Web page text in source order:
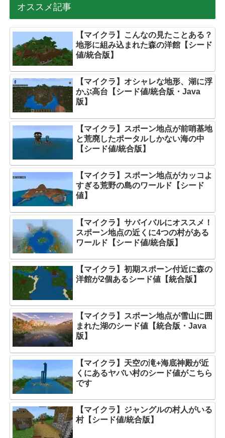
オススメ記事
【マイクラ】こんなの見たことある？
地形に組み込まれた森の洋館【シード
値/統合版】
【マイクラ】オシャレな地形、湖に浮
かぶ高台【シード値/統合版・Java
版】
【マイクラ】スポーン地点が前哨基地
と荒廃したポータルしかない海の中
【シード値/統合版】
【マイクラ】スポーン地点がカッコよ
すぎる荒野の島のワールド【シード
値】
【マイクラ】サバイバルにオススメ！
スポーン地点の近くに4つの村がある
ワールド【シード値/統合版】
【マイクラ】初期スポーン付近に森の
洋館が2個あるシード値【統合版】
【マイクラ】スポーン地点が雪山に囲
まれた湖のシード値【統合版・Java
版】
【マイクラ】天空の滝+海底神殿が近
くにあるヤバい村のシード値がこちら
です
【マイクラ】ジャングルの村人がいる
村【シード値/統合版】